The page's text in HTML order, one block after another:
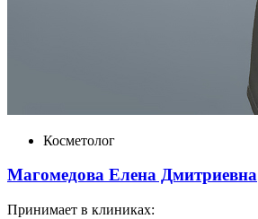
Косметолог
Магомедова Елена Дмитриевна
Принимает в клиниках: